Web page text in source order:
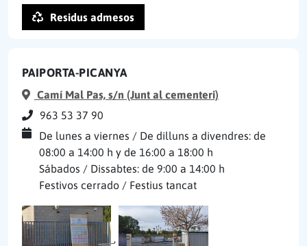
Residus admesos
PAIPORTA-PICANYA
Camí Mal Pas, s/n (Junt al cementeri)
963 53 37 90
De lunes a viernes / De dilluns a divendres: de
08:00 a 14:00 h y de 16:00 a 18:00 h
Sábados / Dissabtes: de 9:00 a 14:00 h
Festivos cerrado / Festius tancat
,